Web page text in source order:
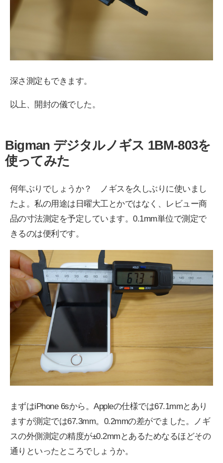
深さ測定もできます。
以上、開封の儀でした。
Bigman デジタルノギス 1BM-803を
使ってみた
何年ぶりでしょうか？ ノギスを久しぶりに使いまし
たよ。私の用途は日曜大工とかではなく、レビュー商
品の寸法測定を予定しています。0.1mm単位で測定で
きるのは便利です。
まずはiPhone 6sから。Appleの仕様では67.1mmとあり
ますが測定では67.3mm。0.2mmの差がでました。ノギ
スの外側測定の精度が±0.2mmとあるためなるほどその
通りといったところでしょうか。